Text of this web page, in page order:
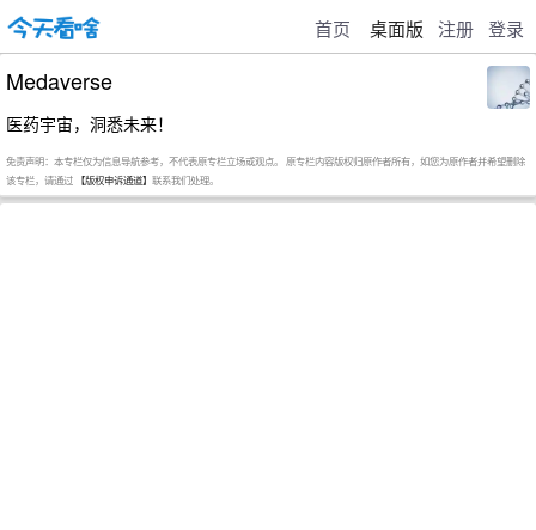
首页 桌面版 注册 登录
Medaverse
医药宇宙，洞悉未来！
免责声明：本专栏仅为信息导航参考，不代表原专栏立场或观点。 原专栏内容版权归原作者所有，如您为原作者并希望删除
该专栏，请通过 【版权申诉通道】 联系我们处理。